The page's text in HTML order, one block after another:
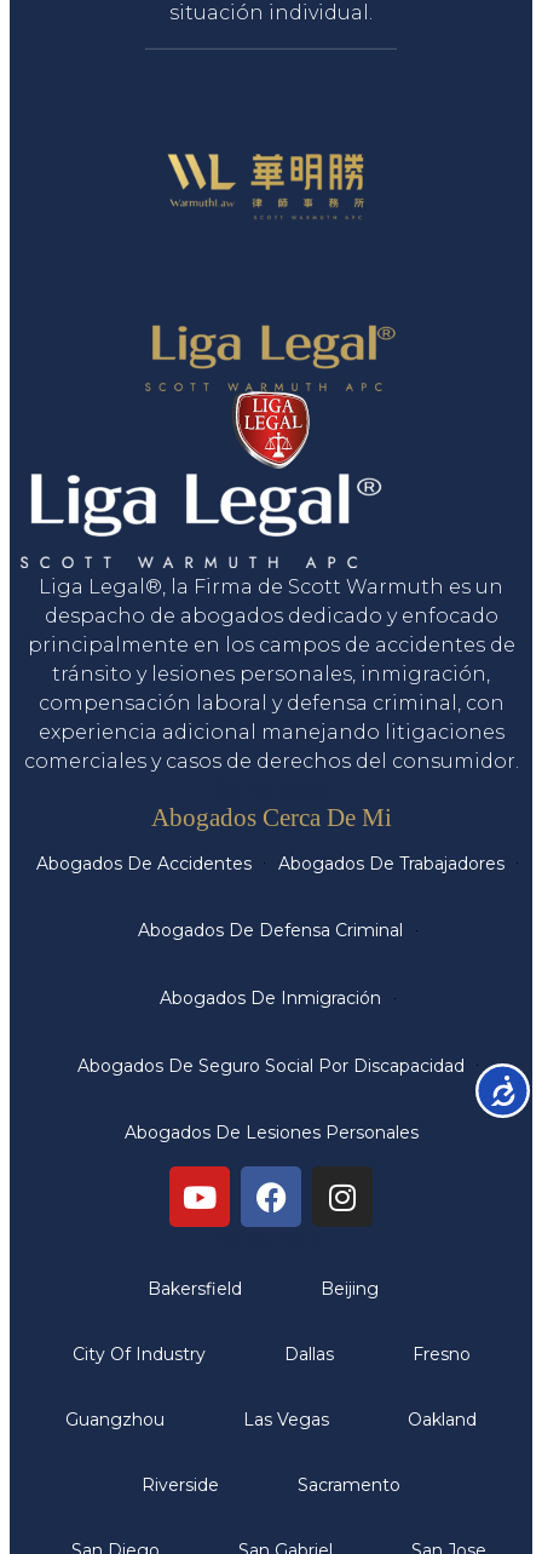
situación individual.
Liga Legal®, la Firma de Scott Warmuth es un
despacho de abogados dedicado y enfocado
principalmente en los campos de accidentes de
tránsito y lesiones personales, inmigración,
compensación laboral y defensa criminal, con
experiencia adicional manejando litigaciones
comerciales y casos de derechos del consumidor.
Abogados Cerca De Mi
Abogados De Accidentes Abogados De Trabajadores
Abogados De Defensa Criminal
Abogados De Inmigración
Abogados De Seguro Social Por Discapacidad
Abogados De Lesiones Personales
Bakersfield Beijing
City Of Industry Dallas Fresno
Guangzhou Las Vegas Oakland
Riverside Sacramento